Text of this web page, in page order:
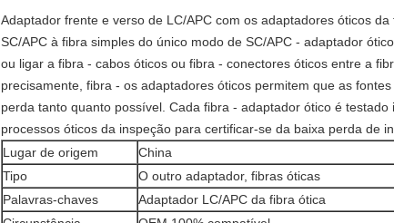
Adaptador frente e verso de LC/APC com os adaptadores óticos
SC/APC à fibra simples do único modo de SC/APC - adaptador
ou ligar a fibra - cabos óticos ou fibra - conectores óticos entre a
precisamente, fibra - os adaptadores óticos permitem que as
perda tanto quanto possível. Cada fibra - adaptador ótico é
processos óticos da inspeção para certificar-se da baixa perda de
Lugar de origem
China
Tipo
O outro adaptador, fibras óticas
Palavras-chaves
Adaptador LC/APC da fibra ótica